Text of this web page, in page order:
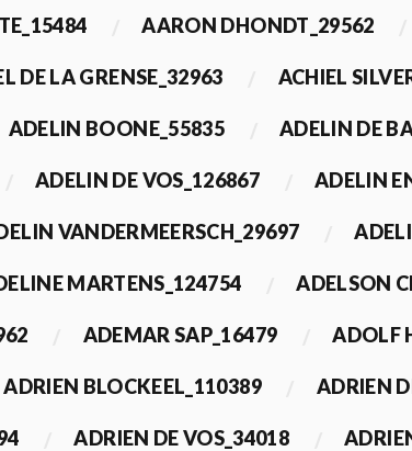
AARON DHONDT_29562
DE LA GRENSE_32963 ACHIEL
ADELIN BOONE_55835 ADELIN DE
ADELIN DE VOS_126867 ADELIN
VANDERMEERSCH_29697
MARTENS_124754 ADELSON
ADEMAR SAP_16479 ADOLF
ADRIEN BLOCKEEL_110389 ADRIEN
ADRIEN DE VOS_34018